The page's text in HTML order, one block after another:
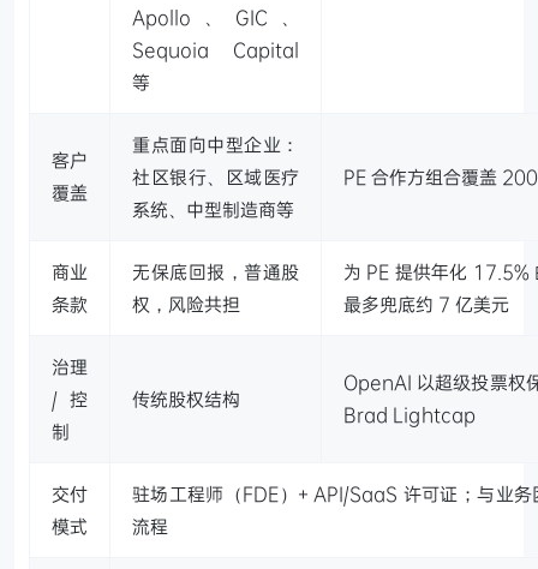
Apollo、GIC、
Sequoia Capital
等
客户
覆盖
重点面向中型企业：
社区银行、区域医疗
系统、中型制造商等
PE 合作方组合覆盖
商业
条款
无保底回报，普通股
权，风险共担
为 PE 提供年化
最多兜底约 7 亿美元
治理
/ 控
制
传统股权结构
OpenAI 以超级投票权
Brad Lightcap
交付
模式
驻场工程师（FDE）+ API/SaaS 许可证；与业
流程